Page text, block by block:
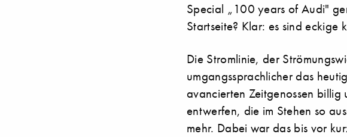
Special „100 years of Audi"
Startseite? Klar: es sind eckige
Die Stromlinie, der
umgangssprachlicher das
avancierten Zeitgenossen
entwerfen, die im Stehen so
mehr. Dabei war das bis vor